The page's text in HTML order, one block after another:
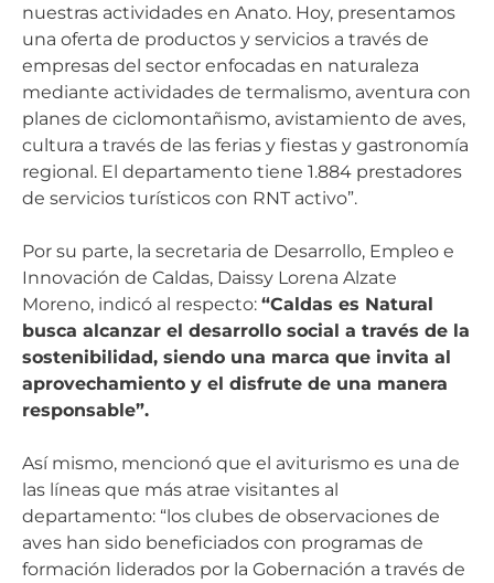
nuestras actividades en Anato. Hoy, presentamos
una oferta de productos y servicios a través de
empresas del sector enfocadas en naturaleza
mediante actividades de termalismo, aventura con
planes de ciclomontañismo, avistamiento de aves,
cultura a través de las ferias y fiestas y gastronomía
regional. El departamento tiene 1.884 prestadores
de servicios turísticos con RNT activo”.
Por su parte, la secretaria de Desarrollo, Empleo e
Innovación de Caldas, Daissy Lorena Alzate
Moreno, indicó al respecto: “Caldas es Natural
busca alcanzar el desarrollo social a través de la
sostenibilidad, siendo una marca que invita al
aprovechamiento y el disfrute de una manera
responsable”.
Así mismo, mencionó que el aviturismo es una de
las líneas que más atrae visitantes al
departamento: “los clubes de observaciones de
aves han sido beneficiados con programas de
formación liderados por la Gobernación a través de